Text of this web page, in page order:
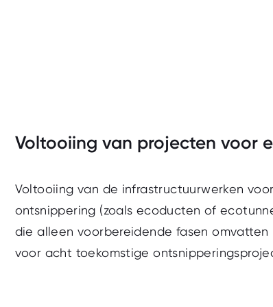
Voltooiing van projecten voor
voeren
Voltooiing van de infrastructuurwerken
ontsnippering (zoals ecoducten of
die alleen voorbereidende fasen
voor acht toekomstige